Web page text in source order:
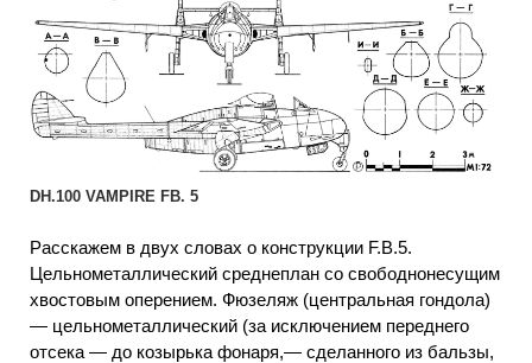
DH.100 VAMPIRE FВ. 5
Расскажем в двух словах о конструкции F.B.5.
Цельнометаллический среднеплан со свободнонесущим
хвостовым оперением. Фюзеляж (центральная гондола)
— цельнометаллический (за исключением переднего
отсека — до козырька фонаря,— сделанного из бальзы,